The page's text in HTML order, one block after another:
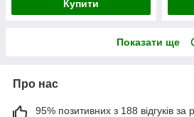
Купити
Показати ще
Про нас
95% позитивних з 188 відгуків за